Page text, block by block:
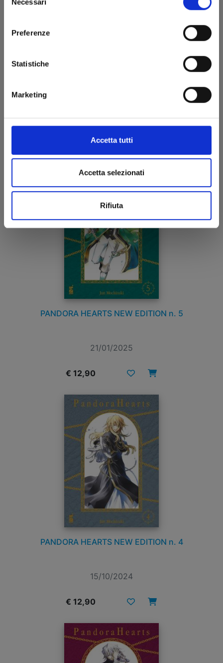
del
Preferenze
Statistiche
Marketing
Accetta tutti
Accetta selezionati
Rifiuta
11/02/2025
€ 12,90
PANDORA HEARTS NEW EDITION n. 5
21/01/2025
€ 12,90
PANDORA HEARTS NEW EDITION n. 4
15/10/2024
€ 12,90